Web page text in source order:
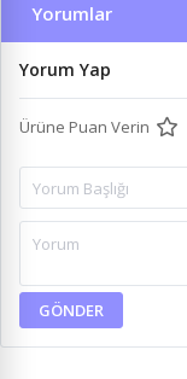
Yorumlar
Yorum Yap
Ürüne Puan Verin
GÖNDER